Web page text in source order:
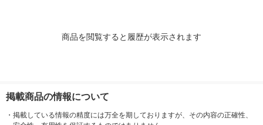
商品を閲覧すると履歴が表示されます
掲載商品の情報について
・ 掲載している情報の精度には万全を期しておりますが、その内容の正確性、